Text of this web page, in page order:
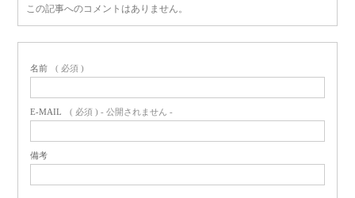
この記事へのコメントはありません。
名前 ( 必須 )
E-MAIL ( 必須 ) - 公開されません -
備考